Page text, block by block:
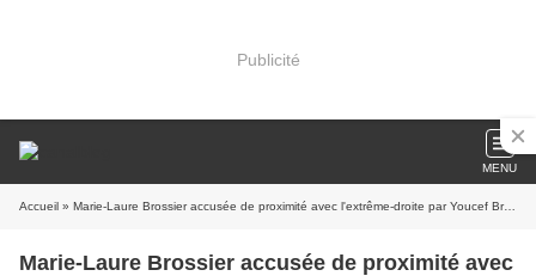
Publicité
MENU
Accueil » Marie-Laure Brossier accusée de proximité avec l'extrême-droite par Youcef Brakni
Marie-Laure Brossier accusée de proximité avec